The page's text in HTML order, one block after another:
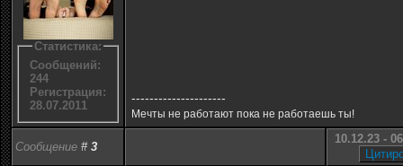
Статистика:
Сообщений:
244
Регистрация:
28.07.2011
---------------------
Мечты не работают пока не работаешь ты!
Сообщение # 3
10.12.23 -